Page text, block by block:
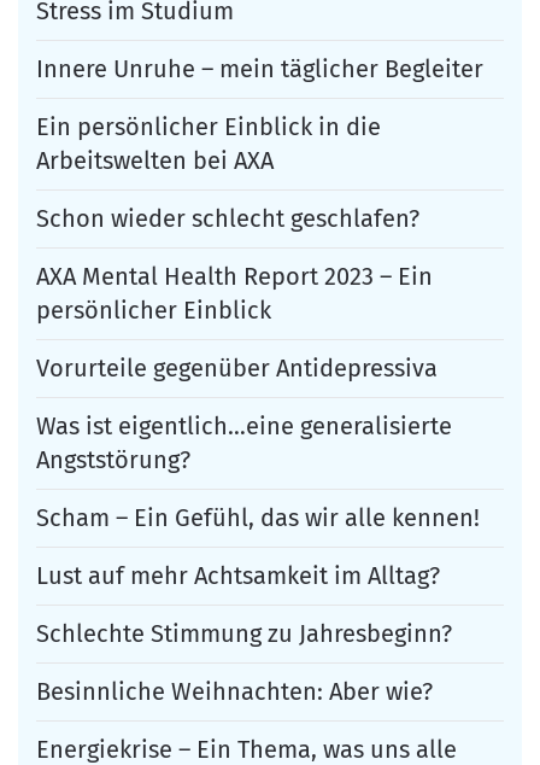
Stress im Studium
Innere Unruhe – mein täglicher Begleiter
Ein persönlicher Einblick in die
Arbeitswelten bei AXA
Schon wieder schlecht geschlafen?
AXA Mental Health Report 2023 – Ein
persönlicher Einblick
Vorurteile gegenüber Antidepressiva
Was ist eigentlich…eine generalisierte
Angststörung?
Scham – Ein Gefühl, das wir alle kennen!
Lust auf mehr Achtsamkeit im Alltag?
Schlechte Stimmung zu Jahresbeginn?
Besinnliche Weihnachten: Aber wie?
Energiekrise – Ein Thema, was uns alle